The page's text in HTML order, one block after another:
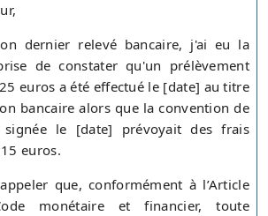
dernier relevé bancaire, j'ai eu la
de constater qu'un prélèvement
euros a été effectué le [date] au titre
bancaire alors que la convention de
le [date] prévoyait des frais
euros.
que, conformément à l’Article
monétaire et financier, toute